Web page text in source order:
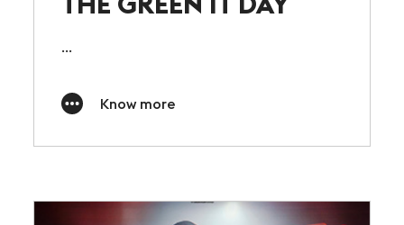
...
Know more